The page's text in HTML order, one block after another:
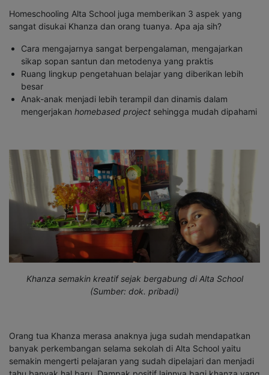
Homeschooling Alta School juga memberikan 3 aspek yang
sangat disukai Khanza dan orang tuanya. Apa aja sih?
Cara mengajarnya sangat berpengalaman, mengajarkan
sikap sopan santun dan metodenya yang praktis
Ruang lingkup pengetahuan belajar yang diberikan lebih
besar
Anak-anak menjadi lebih terampil dan dinamis dalam
mengerjakan homebased project sehingga mudah dipahami
Khanza semakin kreatif sejak bergabung di Alta School
(Sumber: dok. pribadi)
Orang tua Khanza merasa anaknya juga sudah mendapatkan
banyak perkembangan selama sekolah di Alta School yaitu
semakin mengerti pelajaran yang sudah dipelajari dan menjadi